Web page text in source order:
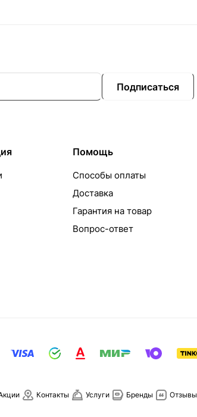
Подписаться
Помощь
Способы оплаты
Доставка
Гарантия на товар
Вопрос-ответ
Контакты Услуги Бренды Отзывы